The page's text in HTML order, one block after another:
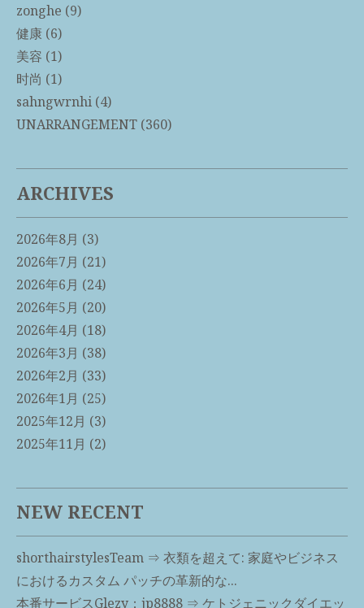
zonghe (9)
健康 (6)
美容 (1)
时尚 (1)
sahngwrnhi (4)
UNARRANGEMENT (360)
ARCHIVES
2026年8月 (3)
2026年7月 (21)
2026年6月 (24)
2026年5月 (20)
2026年4月 (18)
2026年3月 (38)
2026年2月 (33)
2026年1月 (25)
2025年12月 (3)
2025年11月 (2)
NEW RECENT
shorthairstylesTeam ⇒ 衣類を超えて: 家庭やビジネス
におけるカスタム パッチの革新的な...
本番サービスGlezy：jp8888 ⇒ ケトジェニックダイエッ